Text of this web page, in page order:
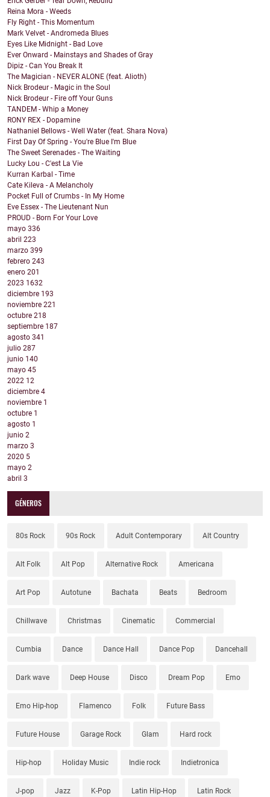
Reina Mora - Weeds
Fly Right - This Momentum
Mark Velvet - Andromeda Blues
Eyes Like Midnight - Bad Love
Ever Onward - Mainstays and Shades of Gray
Dipiz - Can You Break It
The Magician - NEVER ALONE (feat. Alioth)
Nick Brodeur - Magic in the Soul
Nick Brodeur - Fire off Your Guns
TANDEM - Whip a Money
RONY REX - Dopamine
Nathaniel Bellows - Well Water (feat. Shara Nova)
First Day Of Spring - You're Blue I'm Blue
The Sweet Serenades - The Waiting
Lucky Lou - C'est La Vie
Kurran Karbal - Time
Cate Kileva - A Melancholy
Pocket Full of Crumbs - In My Home
Eve Essex - The Lieutenant Nun
PROUD - Born For Your Love
mayo 336
abril 223
marzo 399
febrero 243
enero 201
2023 1632
diciembre 193
noviembre 221
octubre 218
septiembre 187
agosto 341
julio 287
junio 140
mayo 45
2022 12
diciembre 4
noviembre 1
octubre 1
agosto 1
junio 2
marzo 3
2020 5
mayo 2
abril 3
GÉNEROS
80s Rock 90s Rock Adult Contemporary Alt Country
Alt Folk Alt Pop Alternative Rock Americana
Art Pop Autotune Bachata Beats Bedroom
Chillwave Christmas Cinematic Commercial
Cumbia Dance Dance Hall Dance Pop Dancehall
Dark wave Deep House Disco Dream Pop Emo
Emo Hip-hop Flamenco Folk Future Bass
Future House Garage Rock Glam Hard rock
Hip-hop Holiday Music Indie rock Indietronica
J-pop Jazz K-Pop Latin Hip-Hop Latin Rock